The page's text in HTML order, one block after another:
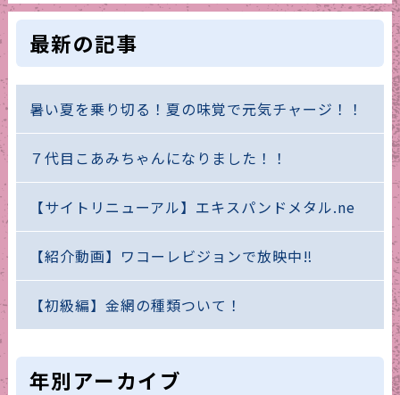
最新の記事
暑い夏を乗り切る！夏の味覚で元気チャージ！！
７代目こあみちゃんになりました！！
【サイトリニューアル】エキスパンドメタル.ne
【紹介動画】ワコーレビジョンで放映中‼
【初級編】金網の種類ついて！
年別アーカイブ